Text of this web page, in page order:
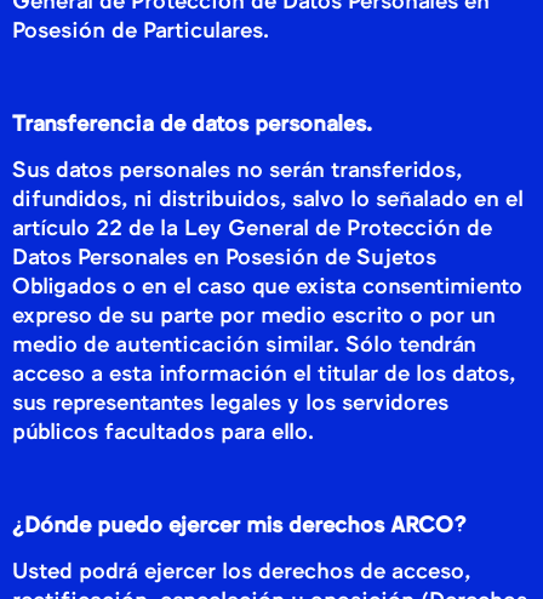
Posesión de Particulares.
Transferencia de datos personales.
Sus datos personales no serán transferidos,
difundidos, ni distribuidos, salvo lo señalado en el
artículo 22 de la Ley General de Protección de
Datos Personales en Posesión de Sujetos
Obligados o en el caso que exista consentimiento
expreso de su parte por medio escrito o por un
medio de autenticación similar. Sólo tendrán
acceso a esta información el titular de los datos,
sus representantes legales y los servidores
públicos facultados para ello.
¿Dónde puedo ejercer mis derechos ARCO?
Usted podrá ejercer los derechos de acceso,